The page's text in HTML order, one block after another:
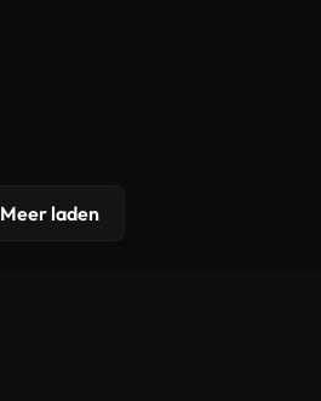
Meer laden